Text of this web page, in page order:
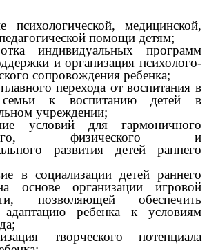
психологической, медицинской,
помощи детям;
индивидуальных программ
и организация психолого-
сопровождения ребенка;
перехода от воспитания в
семьи к воспитанию детей в
учреждении;
условий для гармоничного
физического и
развития детей раннего
в социализации детей раннего
основе организации игровой
позволяющей обеспечить
ребенка к условиям
творческого потенциала